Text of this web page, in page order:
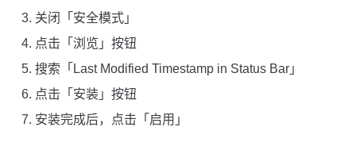
关闭「安全模式」
点击「浏览」按钮
搜索「Last Modified Timestamp in Status Bar」
点击「安装」按钮
安装完成后，点击「启用」